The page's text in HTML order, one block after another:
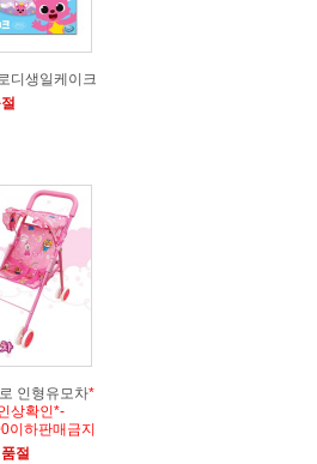
디생일케이크
인형유모차*
상확인*-
이하판매금지
절